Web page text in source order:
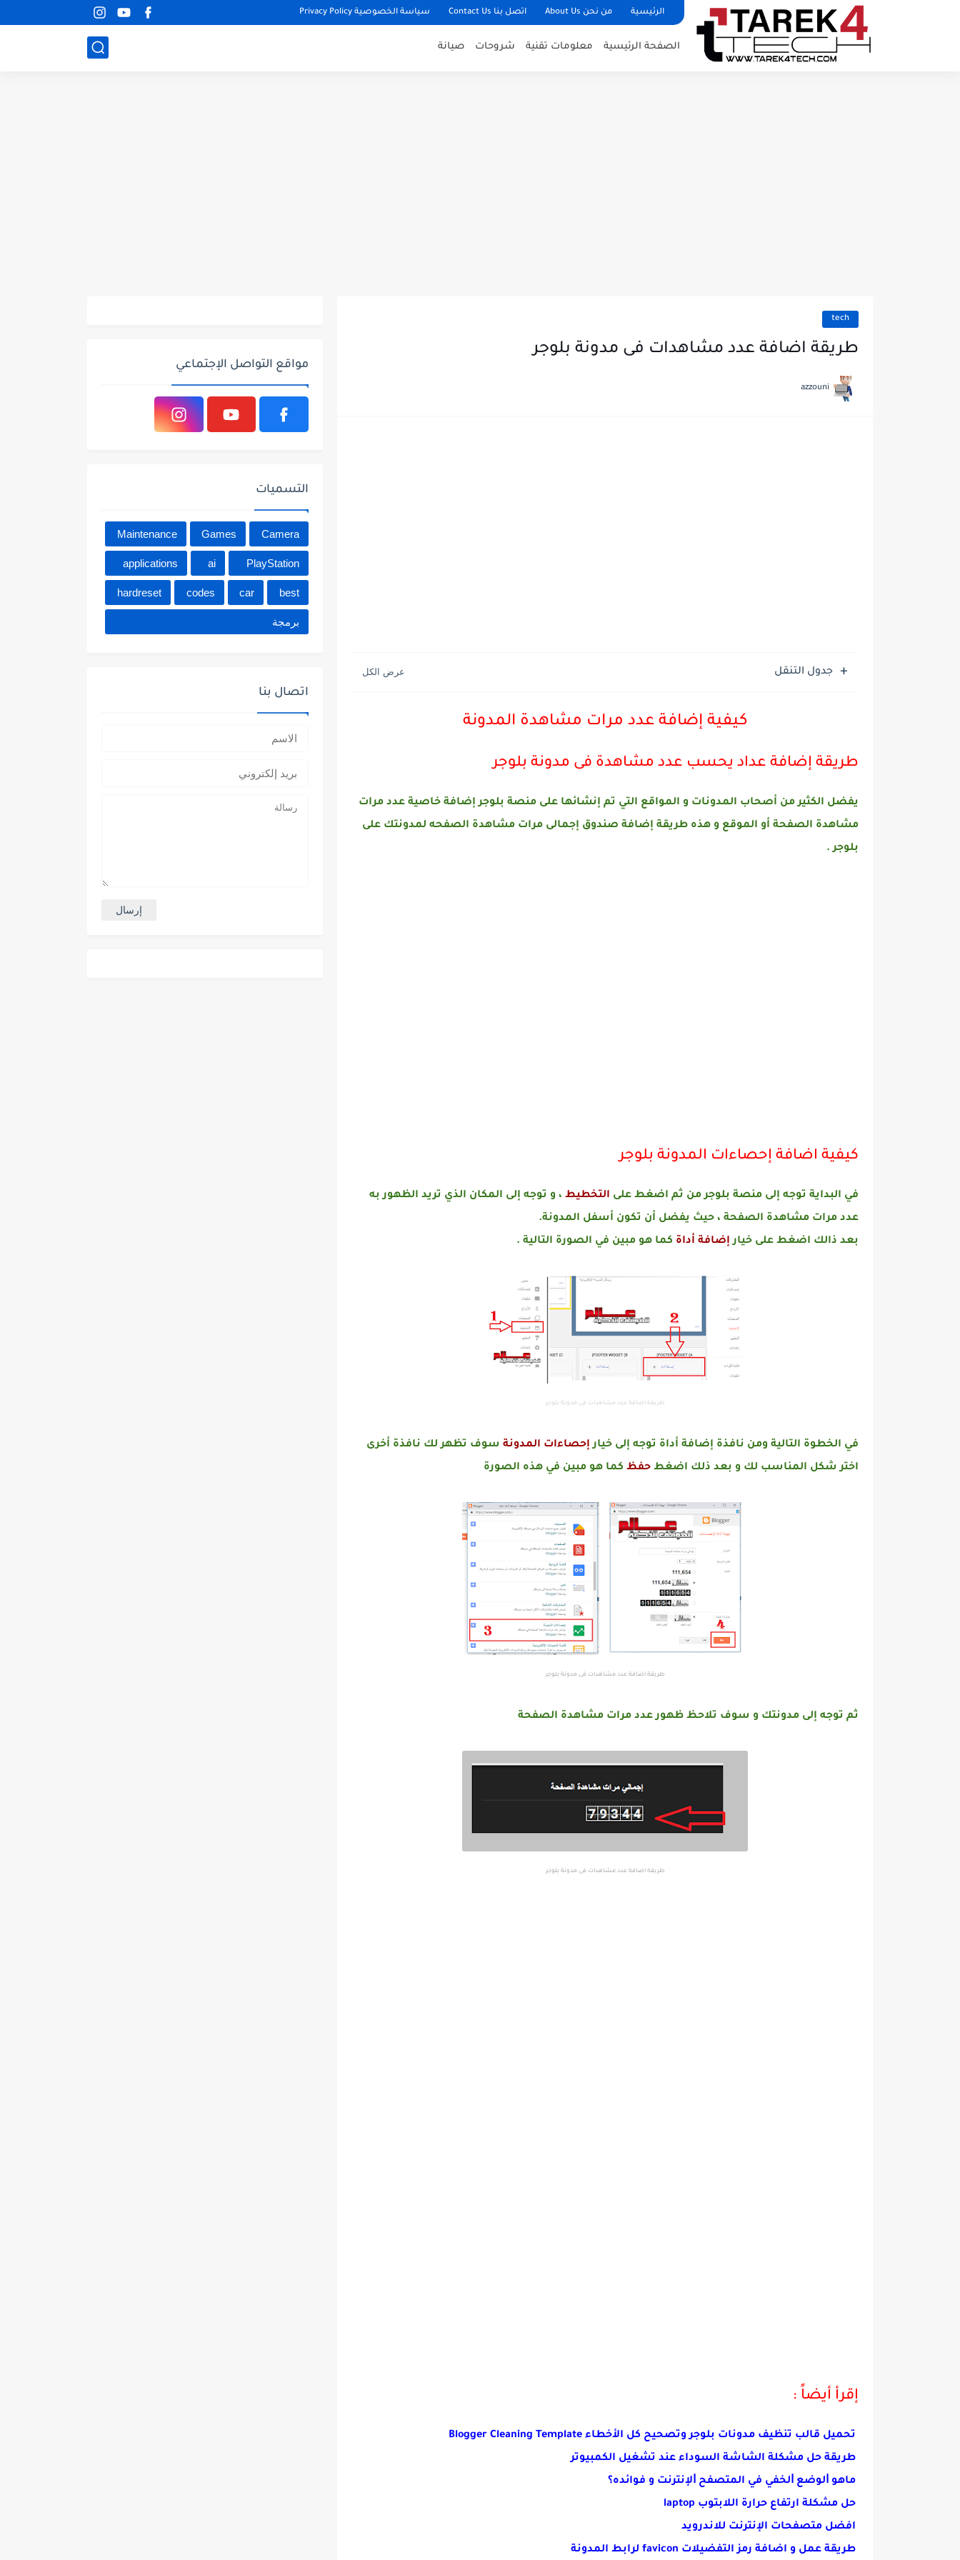
الرئيسية من نحن About Us اتصل بنا Contact Us سياسة الخصوصية Privacy Policy
الصفحة الرئيسية معلومات تقنية شروحات صيانة
tech
طريقة اضافة عدد مشاهدات فى مدونة بلوجر
azzouni
جدول التنقل
كيفية إضافة عدد مرات مشاهدة المدونة
طريقة إضافة عداد يحسب عدد مشاهدة فى مدونة بلوجر
يفضل الكثير من أصحاب المدونات و المواقع التي تم إنشائها على منصة بلوجر إضافة خاصية عدد مرات
مشاهدة الصفحة أو الموقع و هذه طريقة إضافة صندوق إجمالى مرات مشاهدة الصفحه لمدونتك على
بلوجر .
كيفية اضافة إحصاءات المدونة بلوجر
في البداية توجه إلى منصة بلوجر من ثم اضغط على التخطيط ، و توجه إلى المكان الذي تريد الظهور به
عدد مرات مشاهدة الصفحة ، حيث يفضل أن تكون أسفل المدونة.
بعد ذالك اضغط على خيارإضافة أداة كما هو مبين في الصورة التالية .
طريقة اضافة عدد مشاهدات فى مدونة بلوجر
في الخطوة التالية ومن نافذة إضافة أداة توجه إلى خيارإحصاءات المدونة سوف تظهر لك نافذة أخرى
اختر شكل المناسب لك و بعد ذلك اضغط حفظ كما هو مبين في هذه الصورة
طريقة اضافة عدد مشاهدات فى مدونة بلوجر
ثم توجه إلى مدونتك و سوف تلاحظ ظهور عدد مرات مشاهدة الصفحة
طريقة اضافة عدد مشاهدات فى مدونة بلوجر
إقرأ أيضاً :
تحميل قالب تنظيف مدونات بلوجر وتصحيح كل الأخطاء Blogger Cleaning Template
طريقة حل مشكلة الشاشة السوداء عند تشغيل الكمبيوتر
ماهو ﺍﻟﻮﺿﻊ ﺍﻟﺨﻔﻲ في المتصفح ﺍﻹﻧﺘﺮﻧﺖ و فوائده؟
حل مشكلة ارتفاع حرارة اللابتوب laptop
افضل متصفحات الإنترنت للاندرويد
طريقة عمل و اضافة رمز التفضيلات favicon لرابط المدونة
مواقع التواصل الإجتماعي
التسميات
Camera
Games
Maintenance
PlayStation
ai
applications
best
car
codes
hardreset
برمجة
اتصال بنا